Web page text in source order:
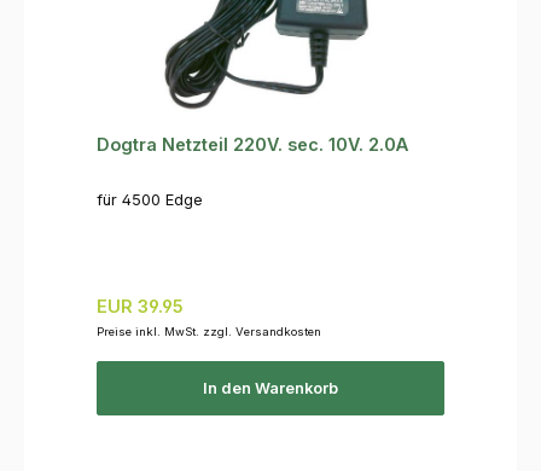
Dogtra Netzteil 220V. sec. 10V. 2.0A
für 4500 Edge
Regulärer Preis:
EUR 39.95
Preise inkl. MwSt. zzgl. Versandkosten
In den Warenkorb